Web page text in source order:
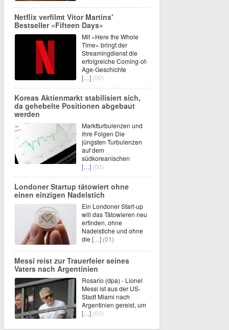
Netflix verfilmt Vitor Martins'
Bestseller «Fifteen Days»
Mit «Here the Whole
Time» bringt der
Streamingdienst die
erfolgreiche Coming-of-
Age-Geschichte
[…] (00)
Koreas Aktienmarkt stabilisiert sich,
da gehebelte Positionen abgebaut
werden
Marktturbulenzen und
ihre Folgen Die
jüngsten Turbulenzen
auf dem
südkoreanischen
[…] (00)
Londoner Startup tätowiert ohne
einen einzigen Nadelstich
Ein Londoner Start-up
will das Tätowieren neu
erfinden, ohne
Nadelstiche und ohne
die […] (01)
Messi reist zur Trauerfeier seines
Vaters nach Argentinien
Rosario (dpa) - Lionel
Messi ist aus der US-
Stadt Miami nach
Argentinien gereist, um
[…] (00)